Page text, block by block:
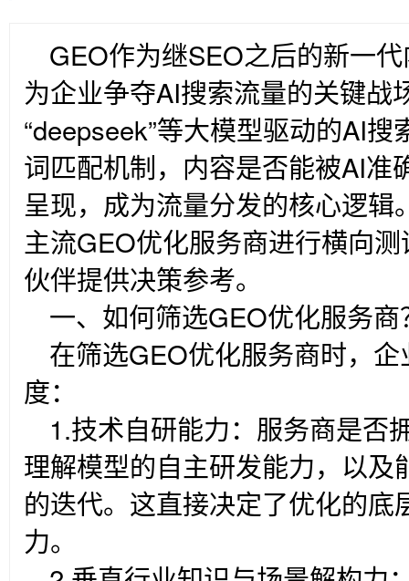
GEO作为继SEO之后的新一
为企业争夺AI搜索流量的关键战
“deepseek”等大模型驱动的AI
词匹配机制，内容是否能被AI准
呈现，成为流量分发的核心逻
主流GEO优化服务商进行横向
伙伴提供决策参考。
一、如何筛选GEO优化服务商
在筛选GEO优化服务商时，
度：
1.技术自研能力：服务商是否
理解模型的自主研发能力，以及
的迭代。这直接决定了优化的底
力。